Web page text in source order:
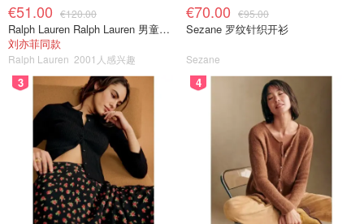
€51.00 €120.00
Ralph Lauren Ralph Lauren 男童亚麻衬衫
刘亦菲同款
Ralph Lauren 2001人感兴趣
€70.00 €95.00
Sezane 罗纹针织开衫
Sezane
3 4